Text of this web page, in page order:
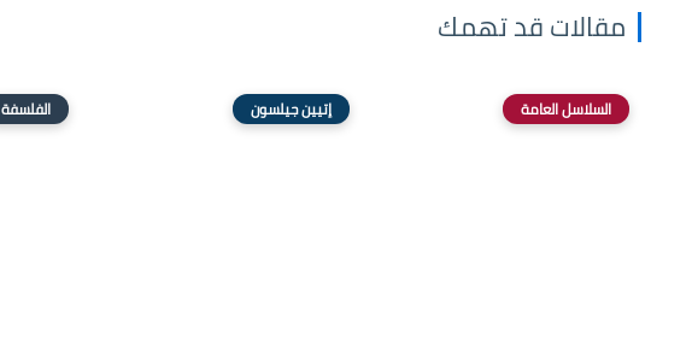
مقالات قد تهمك
السلاسل العامة إتيين جيلسون الفلسفة